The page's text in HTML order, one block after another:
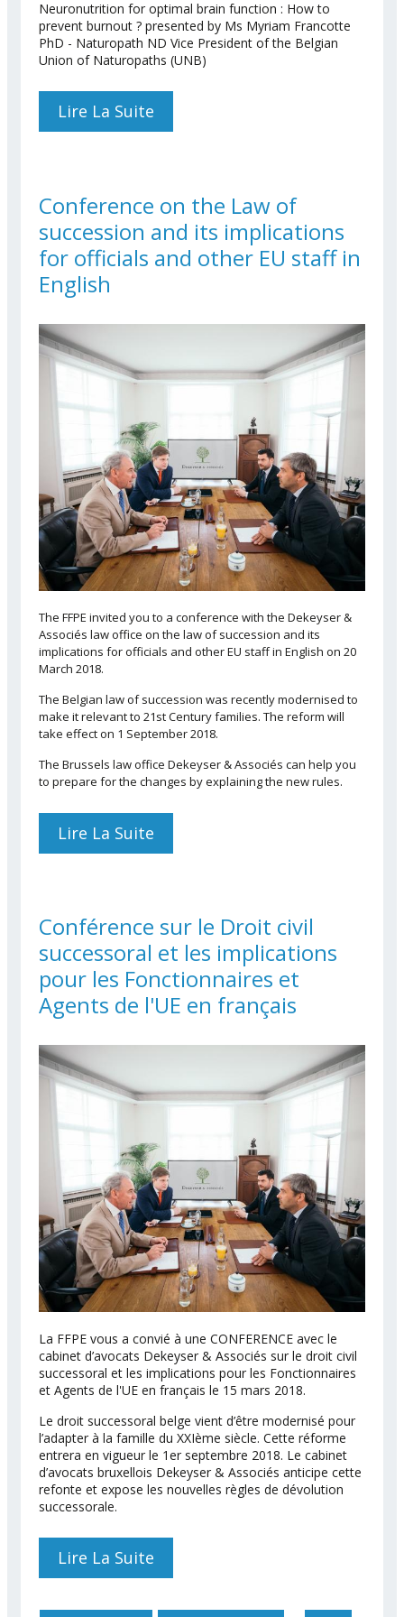
Neuronutrition for optimal brain function : How to
prevent burnout ? presented by Ms Myriam Francotte
PhD - Naturopath ND Vice President of the Belgian
Union of Naturopaths (UNB)
Lire La Suite
Neuronutrition For
Conference on the Law of
succession and its implications
for officials and other EU staff in
English
The FFPE invited you to a conference with the Dekeyser &
Associés law office on the law of succession and its
implications for officials and other EU staff in English on 20
March 2018.
The Belgian law of succession was recently modernised to
make it relevant to 21st Century families. The reform will
take effect on 1 September 2018.
The Brussels law office Dekeyser & Associés can help you
to prepare for the changes by explaining the new rules.
Lire La Suite
Of Succession And Its
Conférence sur le Droit civil
successoral et les implications
pour les Fonctionnaires et
Agents de l'UE en français
La FFPE vous a convié à une CONFERENCE avec le
cabinet d’avocats Dekeyser & Associés sur le droit civil
successoral et les implications pour les Fonctionnaires
et Agents de l'UE en français le 15 mars 2018.
Le droit successoral belge vient d’être modernisé pour
l’adapter à la famille du XXIème siècle. Cette réforme
entrera en vigueur le 1er septembre 2018. Le cabinet
d’avocats bruxellois Dekeyser & Associés anticipe cette
refonte et expose les nouvelles règles de dévolution
successorale.
Lire La Suite
Droit Civil Successoral Et